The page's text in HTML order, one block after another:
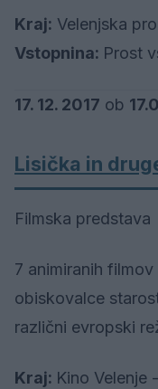
Kraj: Velenjska
Vstopnina: Prost
17. 12. 2017 ob
Lisička in
Filmska predstava
7 animiranih
obiskovalce
različni evropski
Kraj: Kino Velenje